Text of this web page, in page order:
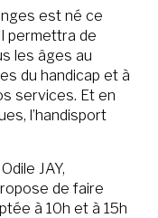
est né ce
permettra de
les âges au
du handicap et à
services. Et en
l’handisport
JAY,
de faire
à 10h et à 15h